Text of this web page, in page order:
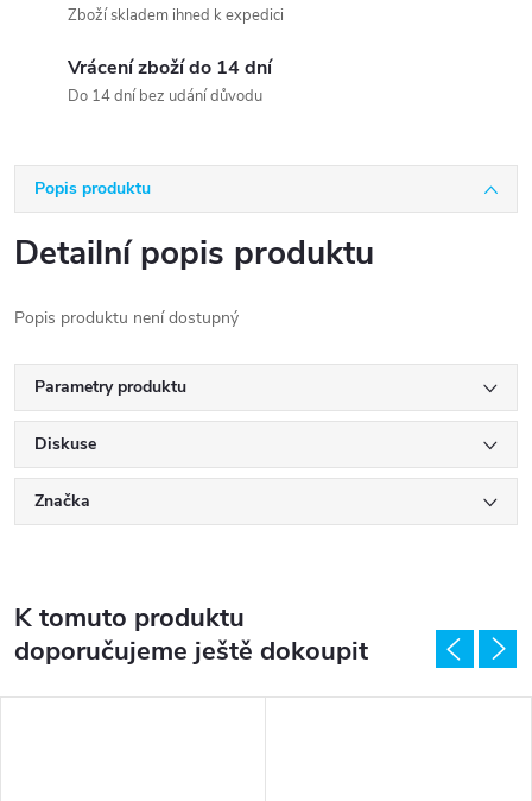
Zboží skladem ihned k expedici
Vrácení zboží do 14 dní
Do 14 dní bez udání důvodu
Popis produktu
Detailní popis produktu
Popis produktu není dostupný
Parametry produktu
Diskuse
Značka
K tomuto produktu
doporučujeme ještě dokoupit